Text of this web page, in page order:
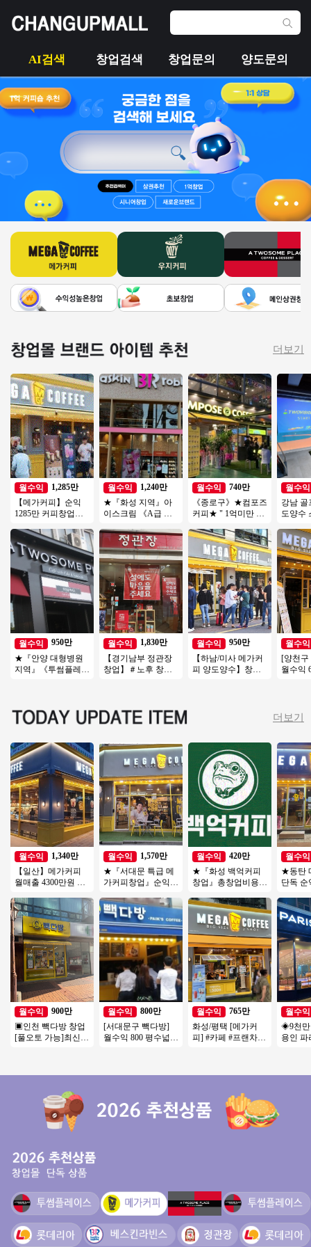
AI검색 창업검색 창업문의 양도문의
더보기
월수익
1,285만
【메가커피】순익
1285만 커피창업
아파트 항아리상권
입지최고
월수익
950만
★『안양 대형병원
지역』《투썸플레이
월수익
1,240만
★『화성 지역』아
이스크림 《A급 베
월수익 1200만/초보
창업★
월수익
1,830만
【경기남부 정관장
창업】＃노후 창업
월수익
740만
《종로구》★컴포즈
커피★ " 1억미만 소
업몰 특급
월수익
950만
【하남/미사 메가커
피 양도양수】창업
월수익
강남 골
도양수
신식 인
최상
월수익
[양천구
월수익
더보기
월수익
1,340만
【일산】메가커피
월매출 4300만원 배
1300만원
월수익
900만
▣인천 빽다방 창업
[풀오토 가능]최신
월수익
1,570만
★『서대문 특급 메
가커피창업』순익
천 시니어창업 은퇴
창업★
월수익
800만
[서대문구 빽다방]
월수익 800 평수넓고
월수익
420만
★『화성 백억커피
창업』총창업비용 1
소자본 창업 강력추
천★
월수익
765만
화성/평택 [메가커
피] #카페 #프랜차이
월수익
★동탄
단독 순
운영 추
본창업
월수익
◈9천
용인 파